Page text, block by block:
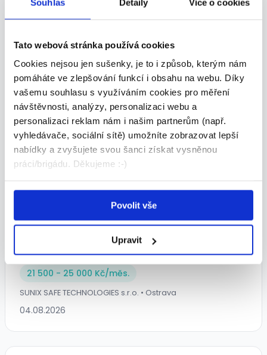
Souhlas Detaily Více o cookies
Tato webová stránka používá cookies
Cookies nejsou jen sušenky, je to i způsob, kterým nám
pomáháte ve zlepšování funkcí i obsahu na webu. Díky
vašemu souhlasu s využíváním cookies pro měření
návštěvnosti, analýzy, personalizaci webu a
personalizaci reklam nám i našim partnerům (např.
vyhledávače, sociální sítě) umožníte zobrazovat lepší
nabídky a zvyšujete svou šanci získat vysněnou
práci/brigádu. Děkujeme :-)
Povolit vše
Upravit
Ostraha Ostrava 143 Kč/h
143 - 143 Kč/hod.
Českomoravská Bezpečnostní Agentura spol. s r.o. •
Ostrava
04.08.2026
Strážný Ostrava (HPP) - pouze
OZZ/ID - mzda od 21.500,-Kč
(úvazek 35 hod./tý
21 500 - 25 000 Kč/měs.
SUNIX SAFE TECHNOLOGIES s.r.o. • Ostrava
04.08.2026